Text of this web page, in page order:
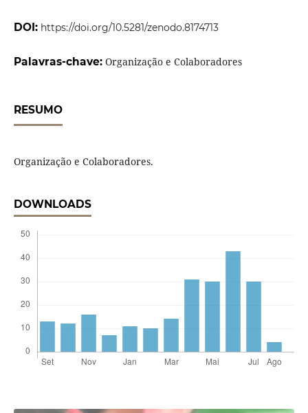
DOI: https://doi.org/10.5281/zenodo.8174713
Palavras-chave: Organização e Colaboradores
RESUMO
Organização e Colaboradores.
DOWNLOADS